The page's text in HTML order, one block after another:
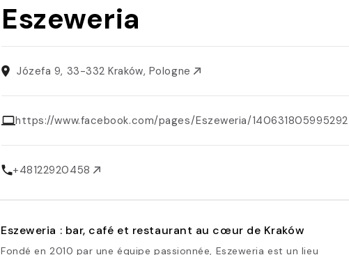
Eszeweria
Józefa 9, 33-332 Kraków, Pologne
https://www.facebook.com/pages/Eszeweria/
+48122920458
Eszeweria : bar, café et restaurant au cœur de Kraków
Fondé en 2010 par une équipe passionnée, Eszeweria est un lieu